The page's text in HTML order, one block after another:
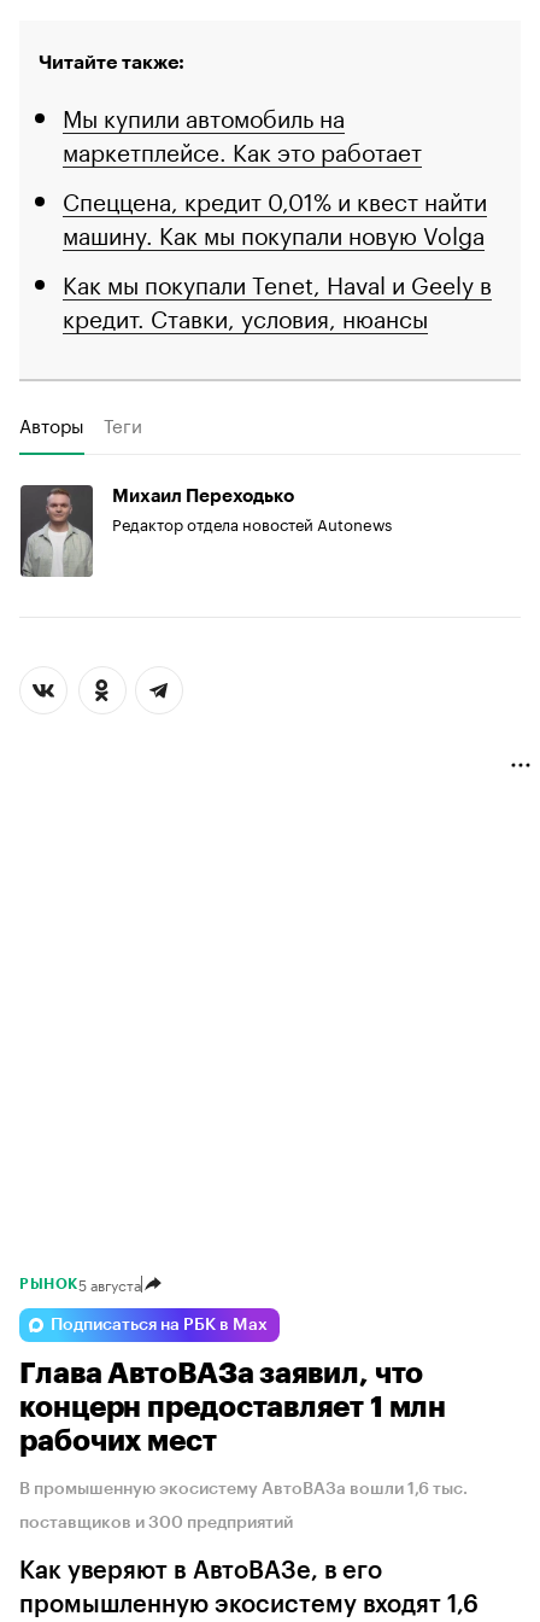
Читайте также:
Мы купили автомобиль на
маркетплейсе. Как это работает
Спеццена, кредит 0,01% и квест найти
машину. Как мы покупали новую Volga
Как мы покупали Tenet, Haval и Geely в
кредит. Ставки, условия, нюансы
Авторы Теги
Михаил Переходько
Редактор отдела новостей Autonews
РЫНОК5 августа
Подписаться на РБК в Max
Глава АвтоВАЗа заявил, что
концерн предоставляет 1 млн
рабочих мест
В промышенную экосистему АвтоВАЗа вошли 1,6 тыс.
поставщиков и 300 предприятий
Как уверяют в АвтоВАЗе, в его
промышленную экосистему входят 1,6